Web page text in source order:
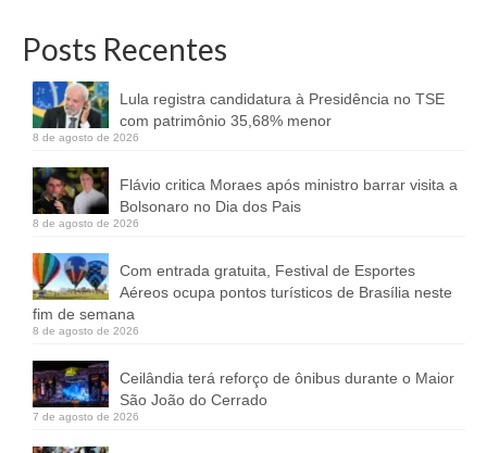
Posts Recentes
Lula registra candidatura à Presidência no TSE
com patrimônio 35,68% menor
8 de agosto de 2026
Flávio critica Moraes após ministro barrar visita a
Bolsonaro no Dia dos Pais
8 de agosto de 2026
Com entrada gratuita, Festival de Esportes
Aéreos ocupa pontos turísticos de Brasília neste
fim de semana
8 de agosto de 2026
Ceilândia terá reforço de ônibus durante o Maior
São João do Cerrado
7 de agosto de 2026